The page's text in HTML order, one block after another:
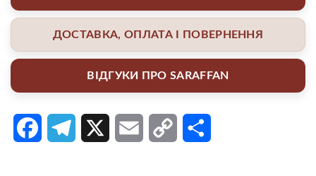
ДОСТАВКА, ОПЛАТА І ПОВЕРНЕННЯ
ВІДГУКИ ПРО SARAFFAN
FacebookTelegram Email Copy